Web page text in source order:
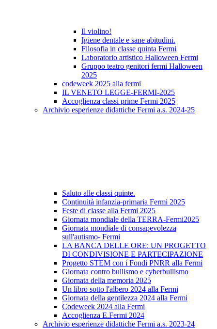
Il violino!
Igiene dentale e sane abitudini.
Filosofia in classe quinta Fermi
Laboratorio artistico Halloween Fermi
Gruppo teatro genitori fermi Halloween
2025
codeweek 2025 alla fermi
IL VENETO LEGGE-FERMI-2025
Accoglienza classi prime Fermi 2025
Archivio esperienze didattiche Fermi a.s. 2024-25
Saluto alle classi quinte.
Continuità infanzia-primaria Fermi 2025
Feste di classe alla Fermi 2025
Giornata mondiale della TERRA-Fermi2025
Giornata mondiale di consapevolezza
sull'autismo- Fermi
LA BANCA DELLE ORE: UN PROGETTO
DI CONDIVISIONE E PARTECIPAZIONE
Progetto STEM con i Fondi PNRR alla Fermi
Giornata contro bullismo e cyberbullismo
Giornata della memoria 2025
Un libro sotto l'albero 2024 alla Fermi
Giornata della gentilezza 2024 alla Fermi
Codeweek 2024 alla Fermi
Accoglienza E.Fermi 2024
Archivio esperienze didattiche Fermi a.s. 2023-24